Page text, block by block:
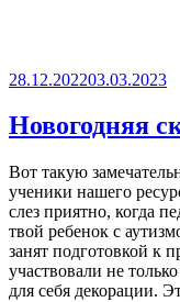
Опубликовано
28.12.202203.03.2023
Новогодняя
Вот такую
ученики нашего
слез приятно, когда
твой ребенок с
занят подготовкой к
участвовали не
для себя декорации.